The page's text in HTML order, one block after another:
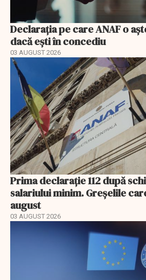
Declarația pe care ANAF o
dacă ești în concediu
03 AUGUST 2026
Prima declarație 112 după
salariului minim. Greșelile
august
03 AUGUST 2026